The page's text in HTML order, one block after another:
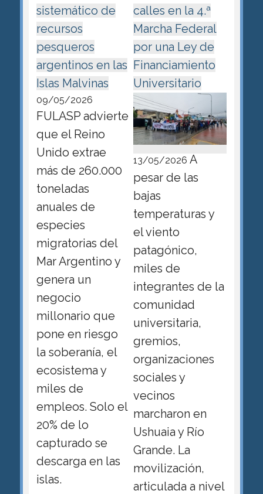
sistemático de
recursos
pesqueros
argentinos en las
Islas Malvinas
09/05/2026
FULASP advierte
que el Reino
Unido extrae
más de 260.000
toneladas
anuales de
especies
migratorias del
Mar Argentino y
genera un
negocio
millonario que
pone en riesgo
la soberanía, el
ecosistema y
miles de
empleos. Solo el
20% de lo
capturado se
descarga en las
islas.
calles en la 4.ª
Marcha Federal
por una Ley de
Financiamiento
Universitario
13/05/2026 A
pesar de las
bajas
temperaturas y
el viento
patagónico,
miles de
integrantes de la
comunidad
universitaria,
gremios,
organizaciones
sociales y
vecinos
marcharon en
Ushuaia y Río
Grande. La
movilización,
articulada a nivel